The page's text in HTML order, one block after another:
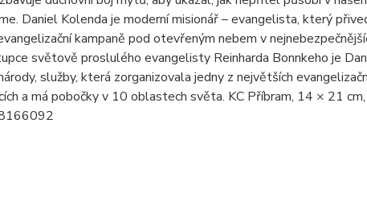
Daniel Kolenda je moderní misionář – evangelista, který
kampaně pod otevřeným nebem v
světově proslulého evangelisty Reinharda Bonnkeho je
služby, která zorganizovala jedny z největších
a má pobočky v 10 oblastech světa. KC Příbram, 14 × 21